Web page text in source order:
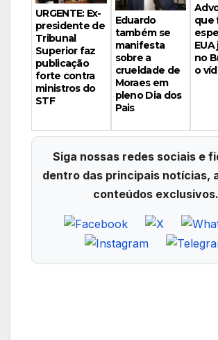
URGENTE: Ex-
presidente de
Tribunal
Superior faz
publicação
forte contra
ministros do
STF
Eduardo
também se
manifesta
sobre a
crueldade de
Moraes em
pleno Dia dos
Pais
que
no
o
Siga nossas redes sociais e
dentro das principais notícias,
conteúdos exclusivos.